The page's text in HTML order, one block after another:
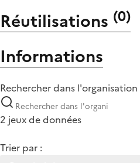
Réutilisations (0)
Informations
Rechercher dans l'organisation
2 jeux de données
Trier par :